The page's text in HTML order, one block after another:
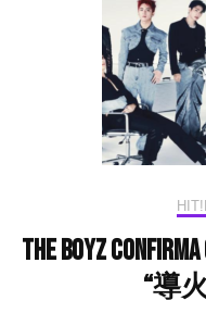
THE BOYZ
“導火